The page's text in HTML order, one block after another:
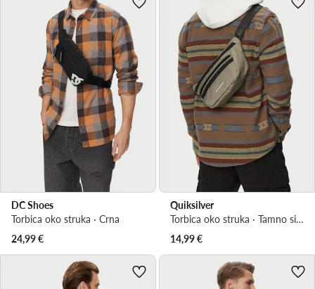
DC Shoes
Torbica oko struka · Crna
24,99€
Quiksilver
Torbica oko struka · Tamno siva
14,99€